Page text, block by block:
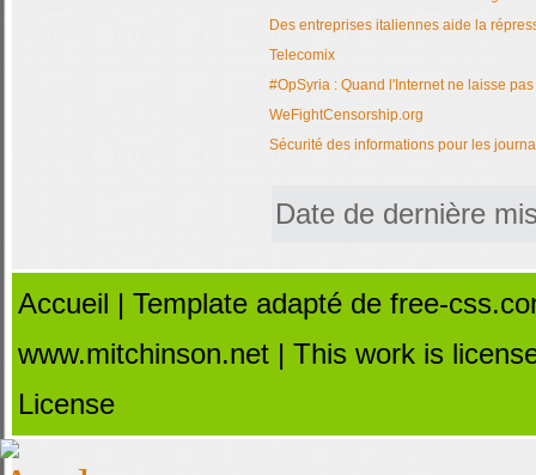
Des entreprises italiennes aide la
Telecomix
#OpSyria : Quand l'Internet ne laisse
WeFightCensorship.org
Sécurité des informations pour les
Date de dernière
Accueil | Template adapté de free-
www.mitchinson.net | This work is
License